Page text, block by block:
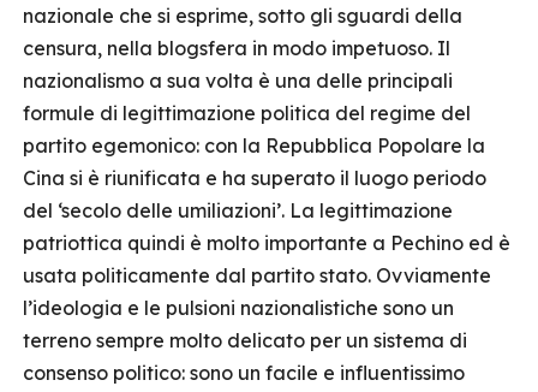
nazionale che si esprime, sotto gli sguardi della
censura, nella blogsfera in modo impetuoso. Il
nazionalismo a sua volta è una delle principali
formule di legittimazione politica del regime del
partito egemonico: con la Repubblica Popolare la
Cina si è riunificata e ha superato il luogo periodo
del ‘secolo delle umiliazioni’. La legittimazione
patriottica quindi è molto importante a Pechino ed è
usata politicamente dal partito stato. Ovviamente
l’ideologia e le pulsioni nazionalistiche sono un
terreno sempre molto delicato per un sistema di
consenso politico: sono un facile e influentissimo